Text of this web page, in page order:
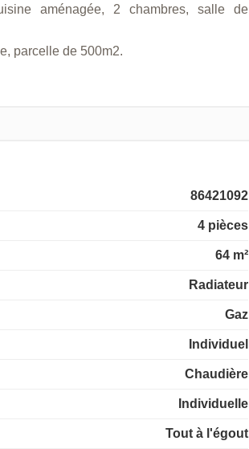
aménagée, 2 chambres, salle de
parcelle de 500m2.
86421092
4 pièces
64 m²
Radiateur
Gaz
Individuel
Chaudière
Individuelle
Tout à l'égout